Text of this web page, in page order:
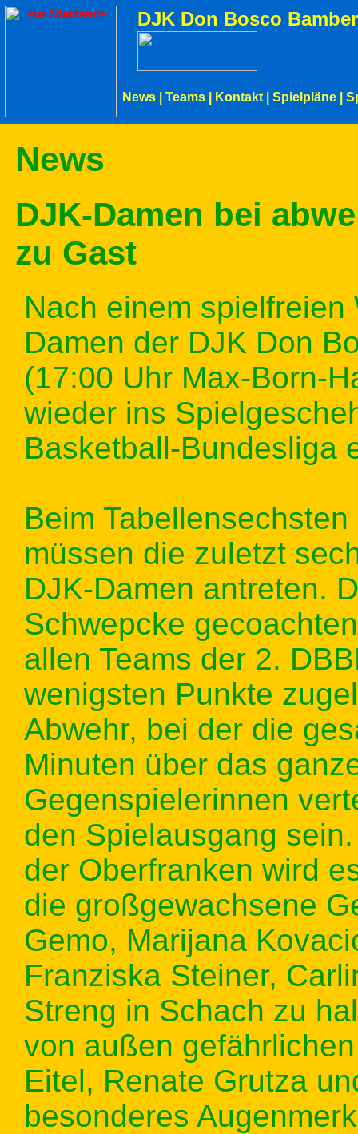
DJK Don Bosco
News Teams Kontakt Spielpläne
News
DJK-Damen bei
zu Gast
Nach einem
Damen der DJK Don
(17:00 Uhr Max-Born-
wieder ins
Basketball-Bundesliga
Beim
müssen die zuletzt
DJK-Damen antreten.
Schwepcke
allen Teams der 2.
wenigsten Punkte
Abwehr, bei der die
Minuten über das
Gegenspielerinnen
den Spielausgang
der Oberfranken wird
die großgewachsene
Gemo, Marijana
Franziska Steiner,
Streng in Schach zu
von außen
Eitel, Renate Grutza
besonderes